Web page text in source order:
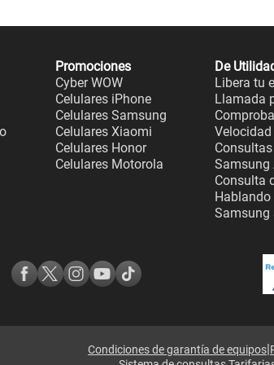
Promociones
Cyber WOW
Celulares iPhone
Celulares Samsung
Celulares Xiaomi
Celulares Honor
Celulares Motorola
De
Libera tu
Llamada
Samsung
Consulta
Hablando
Samsung
Condiciones de garantía de equipos|